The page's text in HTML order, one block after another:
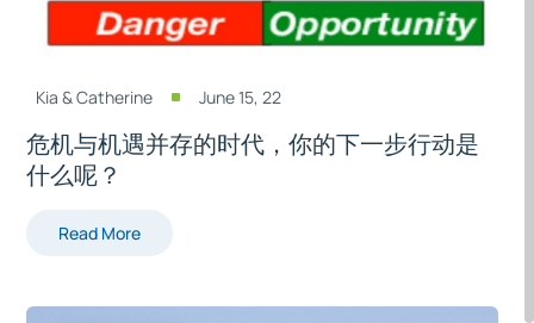
Kia & Catherine ^ June 15, 22
危机与机遇并存的时代，你的下一步行动是
什么呢？
Read More